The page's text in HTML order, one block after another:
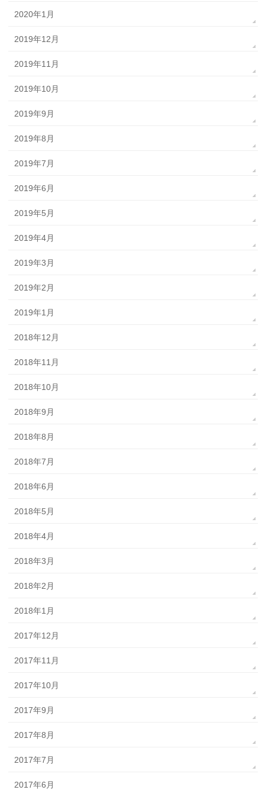
2020年1月
2019年12月
2019年11月
2019年10月
2019年9月
2019年8月
2019年7月
2019年6月
2019年5月
2019年4月
2019年3月
2019年2月
2019年1月
2018年12月
2018年11月
2018年10月
2018年9月
2018年8月
2018年7月
2018年6月
2018年5月
2018年4月
2018年3月
2018年2月
2018年1月
2017年12月
2017年11月
2017年10月
2017年9月
2017年8月
2017年7月
2017年6月